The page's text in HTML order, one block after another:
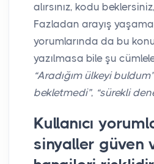
alırsınız, kodu
Fazladan arayış
yorumlarında da bu
yazılmasa bile şu
“Aradığım ülkeyi buldum”
bekletmedi”, “sürekli
Kullanıcı
sinyaller güven